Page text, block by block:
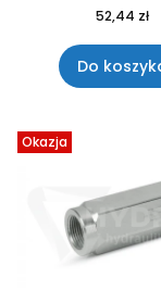
52,44 zł
Do
Okazja